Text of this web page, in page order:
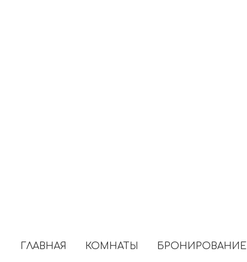
ГЛАВНАЯ КОМНАТЫ БРОНИРОВАНИЕ